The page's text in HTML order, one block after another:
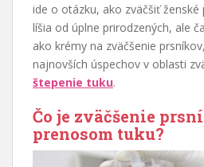
ide o otázku, ako zväčšiť ženské
líšia od úplne prirodzených, ale
ako krémy na zväčšenie
najnovších úspechov v oblasti
štepenie tuku.
Čo je zväčšenie
prenosom tuku?